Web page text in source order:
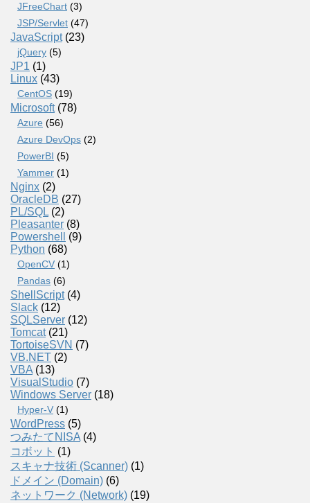
JFreeChart (3)
JSP/Servlet (47)
JavaScript(23)
jQuery (5)
JP1 (1)
Linux (43)
CentOS (19)
Microsoft(78)
Azure (56)
Azure DevOps (2)
PowerBI (5)
Yammer (1)
Nginx (2)
OracleDB (27)
PL/SQL (2)
Pleasanter (8)
Powershell
(9)
Python (68)
OpenCV (1)
Pandas (6)
ShellScript(4)
Slack (12)
SQLServer (12)
Tomcat(21)
TortoiseSVN (7)
VB.NET (2)
VBA (13)
VisualStudio (7)
Windows Server (18)
Hyper-V (1)
WordPress (5)
つみたてNISA (4)
コボット (1)
スキャナ技術 (Scanner) (1)
ドメイン (Domain) (6)
ネットワーク (Network) (19)